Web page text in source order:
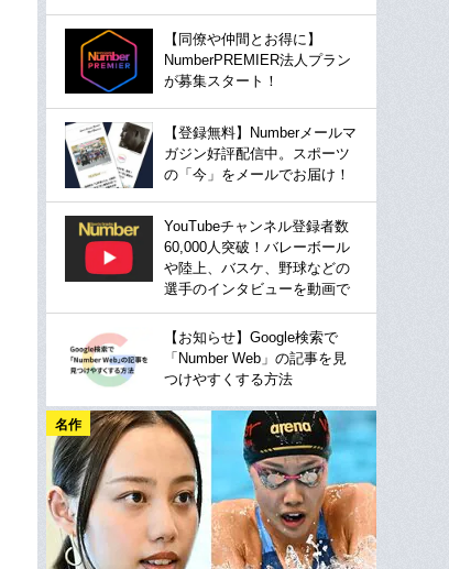
【同僚や仲間とお得に】
NumberPREMIER法人プラン
が募集スタート！
【登録無料】Numberメールマ
ガジン好評配信中。スポーツ
の「今」をメールでお届け！
YouTubeチャンネル登録者数
60,000人突破！バレーボール
や陸上、バスケ、野球などの
選手のインタビューを動画で
【お知らせ】Google検索で
「Number Web」の記事を見
つけやすくする方法
名作